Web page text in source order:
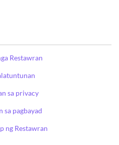
Restawran
sa privacy
sa pagbayad
ng Restawran